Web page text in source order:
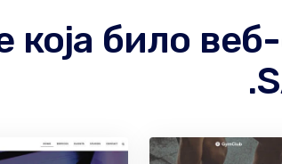
која било